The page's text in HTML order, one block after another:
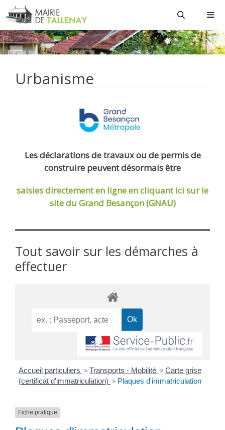
Aller
au
contenu
Urbanisme
Les déclarations de travaux ou de permis de
construire peuvent désormais être
saisies directement en ligneen cliquant ici sur le
site du Grand Besançon (GNAU)
Tout savoir sur les démarches à
effectuer
Accueil particuliers > Transports - Mobilité > Carte grise
(certificat d'immatriculation) > Plaques d'immatriculation
Fiche pratique